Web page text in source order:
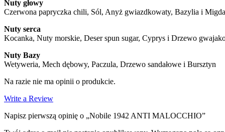
Nuty głowy
Czerwona papryczka chili, Sól, Anyż gwiazdkowaty, Bazylia i
Nuty serca
Kocanka, Nuty morskie, Deser spun sugar, Cyprys i Drzewo
Nuty Bazy
Wetyweria, Mech dębowy, Paczula, Drzewo sandałowe i Bursztyn
Na razie nie ma opinii o produkcie.
Write a Review
Napisz pierwszą opinię o „Nobile 1942 ANTI MALOCCHIO”